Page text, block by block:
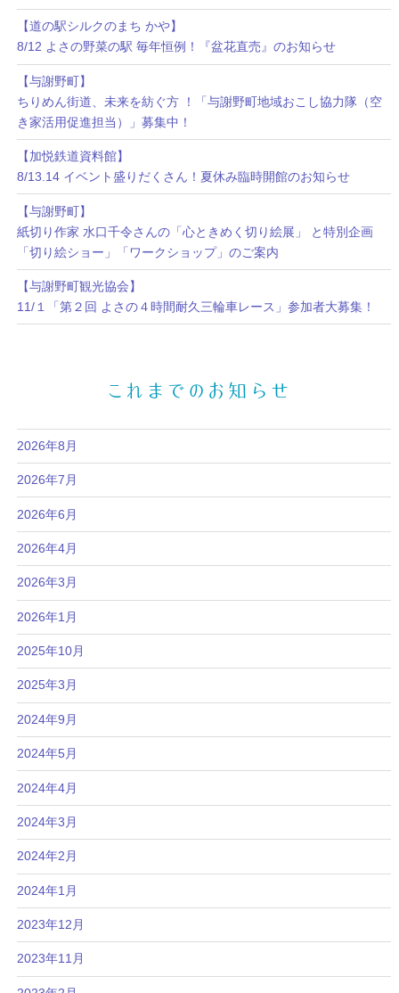
【道の駅シルクのまち かや】
8/12 よさの野菜の駅 毎年恒例！『盆花直売』のお知らせ
【与謝野町】
ちりめん街道、未来を紡ぐ方 ！「与謝野町地域おこし協力隊（空
き家活用促進担当）」募集中！
【加悦鉄道資料館】
8/13.14 イベント盛りだくさん！夏休み臨時開館のお知らせ
【与謝野町】
紙切り作家 水口千令さんの「心ときめく切り絵展」 と特別企画
「切り絵ショー」「ワークショップ」のご案内
【与謝野町観光協会】
11/１「第２回 よさの４時間耐久三輪車レース」参加者大募集！
これまでのお知らせ
2026年8月
2026年7月
2026年6月
2026年4月
2026年3月
2026年1月
2025年10月
2025年3月
2024年9月
2024年5月
2024年4月
2024年3月
2024年2月
2024年1月
2023年12月
2023年11月